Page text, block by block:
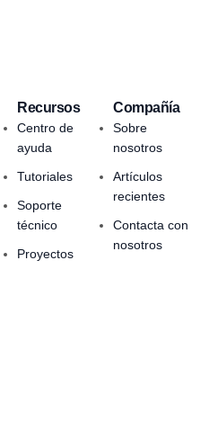
Recursos
Centro de
ayuda
Tutoriales
Soporte
técnico
Proyectos
Compañía
Sobre
nosotros
Artículos
recientes
Contacta con
nosotros